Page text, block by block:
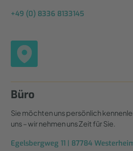
+49 (0) 8336 8133145
Büro
Sie möchten uns persönlich
uns – wir nehmen uns Zeit für Sie.
Egelsbergweg 11 | 87784